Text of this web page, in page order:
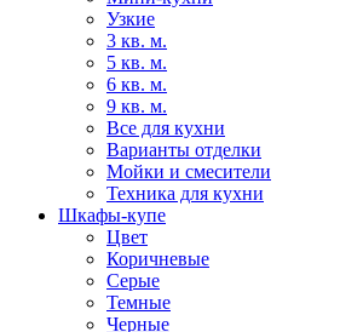
Узкие
3 кв. м.
5 кв. м.
6 кв. м.
9 кв. м.
Все для кухни
Варианты отделки
Мойки и смесители
Техника для кухни
Шкафы-купе
Цвет
Коричневые
Серые
Темные
Черные